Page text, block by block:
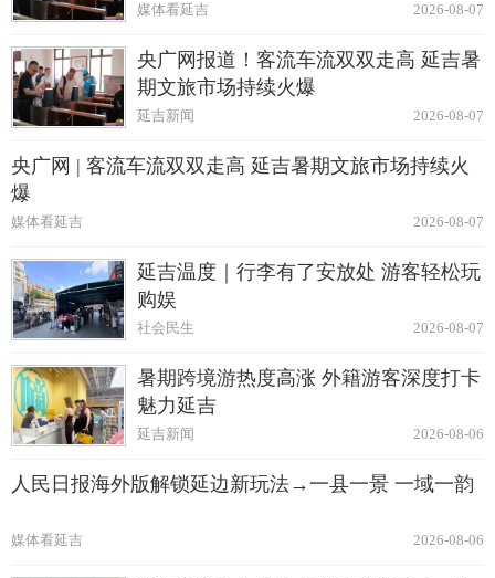
2026-08-07
媒体看延吉
央广网报道！客流车流双双走高 延吉暑
期文旅市场持续火爆
2026-08-07
延吉新闻
央广网 | 客流车流双双走高 延吉暑期文旅市场持续火
爆
2026-08-07
媒体看延吉
延吉温度｜行李有了安放处 游客轻松玩
购娱
2026-08-07
社会民生
暑期跨境游热度高涨 外籍游客深度打卡
魅力延吉
2026-08-06
延吉新闻
人民日报海外版解锁延边新玩法→一县一景 一域一韵
2026-08-06
媒体看延吉